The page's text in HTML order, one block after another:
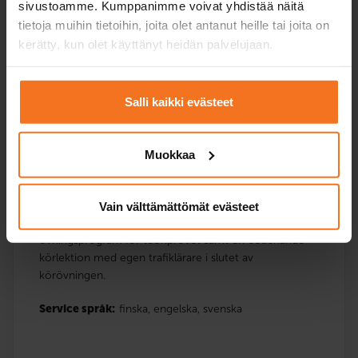
sivustoamme. Kumppanimme voivat yhdistää näitä
tietoja muihin tietoihin, joita olet antanut heille tai joita on
kerätty, kun olet käyttänyt heidän palvelujaan.
Salli kaikki evästeet
Muokkaa
Vain välttämättömät evästeet
Jämföra paketer
Övning för körprovet kurs
469€
Omfattar teoriutbildningen för Utbildningen för det
övningsprogram för teoriprovet samt en coachande
körlektion med egen trafiklärare i slutet av
körövningen.
Service språk: finska, engelska, svenska